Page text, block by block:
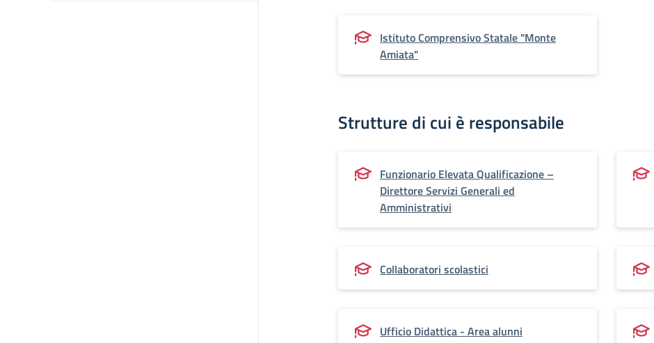
Istituto Comprensivo Statale "Monte
Amiata"
Strutture di cui è responsabile
Funzionario Elevata Qualificazione –
Direttore Servizi Generali ed
Amministrativi
Collaboratori scolastici
Ufficio Didattica - Area alunni